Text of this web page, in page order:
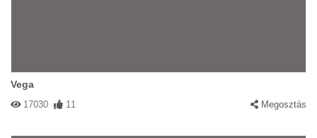
Vega
17030 11 Megosztás